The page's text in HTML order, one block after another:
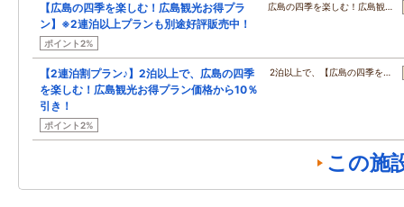
【広島の四季を楽しむ！広島観光お得プラ
ン】※2連泊以上プランも別途好評販売中！
ポイント2%
広島の四季を楽しむ！広島観…
【2連泊割プラン♪】2泊以上で、広島の四季
を楽しむ！広島観光お得プラン価格から10％
引き！
ポイント2%
2泊以上で、【広島の四季を…
この施